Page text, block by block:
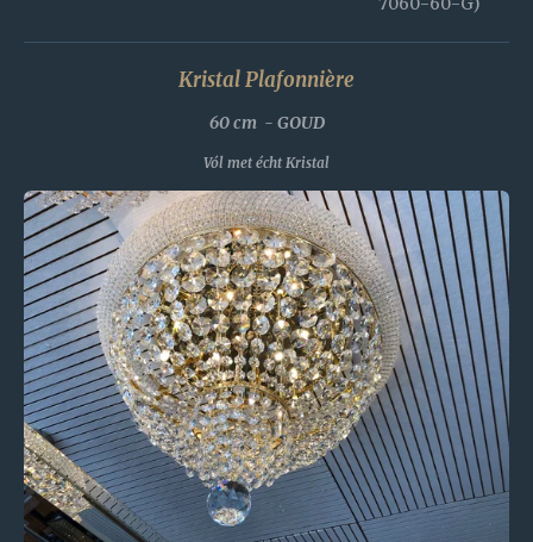
Kristal Plafonnière
60 cm - GOUD
Vól met écht Kristal